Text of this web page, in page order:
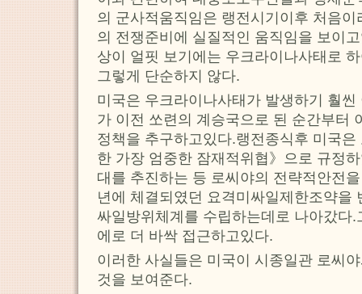
의 군사적움직임은 랭전시기이후 처음
의 전쟁준비에 실질적인 움직임을 보이
상이 얼핏 보기에는 우크라이나사태로
그렇게 단순하지 않다.
미국은 우크라이나사태가 발생하기 훨
가 이전 쏘련의 계승국으로 된 순간부터
정책을 추구하고있다.랭전종식후 미국
한 가장 엄중한 잠재적위협》으로 규정
대를 추진하는 등 로씨야의 전략적안전
년에 체결되였던 요격미싸일제한조약을
싸일방위체계를 수립하는데로 나아갔다
에로 더 바싹 접근하고있다.
이러한 사실들은 미국이 시종일관 로씨
것을 보여준다.